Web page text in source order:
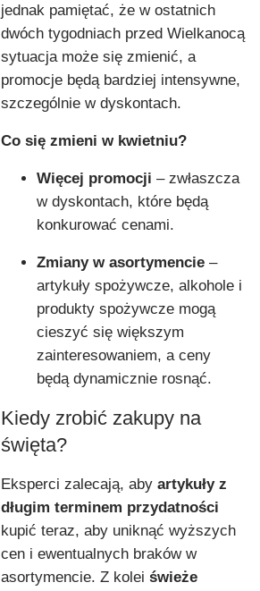
jednak pamiętać, że w ostatnich
dwóch tygodniach przed Wielkanocą
sytuacja może się zmienić, a
promocje będą bardziej intensywne,
szczególnie w dyskontach.
Co się zmieni w kwietniu?
Więcej promocji – zwłaszcza
w dyskontach, które będą
konkurować cenami.
Zmiany w asortymencie –
artykuły spożywcze, alkohole i
produkty spożywcze mogą
cieszyć się większym
zainteresowaniem, a ceny
będą dynamicznie rosnąć.
Kiedy zrobić zakupy na
święta?
Eksperci zalecają, aby artykuły z
długim terminem przydatności
kupić teraz, aby uniknąć wyższych
cen i ewentualnych braków w
asortymencie. Z kolei świeże